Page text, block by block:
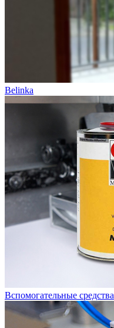
Belinka
Вспомогательные средства